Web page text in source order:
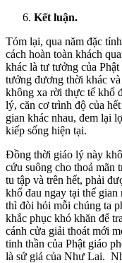
Kết luận.
Tóm lại, qua năm đặc
cách hoàn toàn khách
khác là tư tưởng của
tưởng đương thời khác
không xa rời thực tế khổ
lý, căn cơ trình độ của
gian khác nhau, đem lại
kiếp sống hiện tại.
Đồng thời giáo lý này
cứu suông cho thoả mãn
tu tập và trên hết, phải
khổ đau ngay tại thế
thì đòi hỏi mỗi chúng ta
khắc phục khó khăn để
cánh cửa giải thoát mới
tinh thần của Phật giáo
là sứ giả của Như Lai.